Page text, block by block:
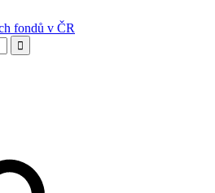
fondů v ČR